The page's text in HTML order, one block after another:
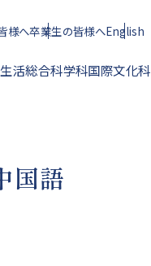
様へ卒業生の皆様へEnglish
活総合科学科国際文化科
国語